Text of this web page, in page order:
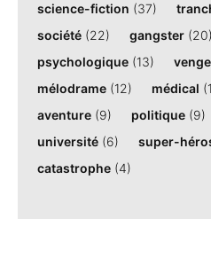
science-fiction (37)
société (22) gangster (20)
psychologique (13)
mélodrame (12) médical
aventure (9) politique (9)
université (6) super-
catastrophe (4)